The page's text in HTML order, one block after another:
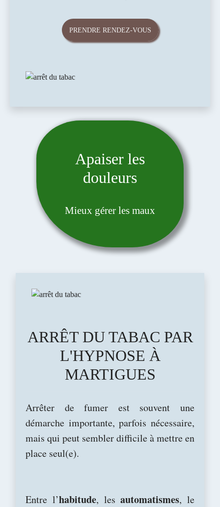
PRENDRE RENDEZ-VOUS
Apaiser les
douleurs
Mieux gérer les maux
ARRÊT DU TABAC PAR
L'HYPNOSE À
MARTIGUES
Arrêter de fumer est souvent une
démarche importante, parfois nécessaire,
mais qui peut sembler difficile à mettre en
place seul(e).
Entre l’habitude, lesautomatismes, le